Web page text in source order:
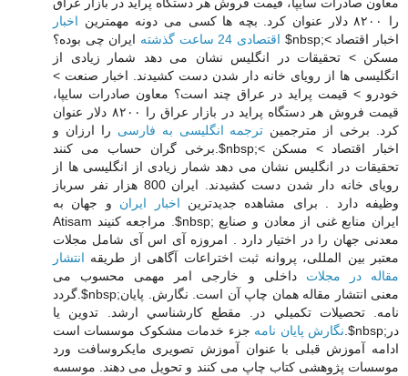
معاون صادرات سایپا، قیمت فروش هر دستگاه پراید در بازار عراق
را ۸۲۰۰ دلار عنوان کرد. بچه ها کسی می دونه مهمترین
اخبار
اقتصادی 24 ساعت گذشته
ایران چی بوده؟ $nbsp;اخبار اقتصاد >
مسکن > تحقیقات در انگلیس نشان می دهد شمار زیادی از
انگلیسی ها از رویای خانه دار شدن دست کشیدند. اخبار صنعت >
خودرو > قیمت پراید در عراق چند است؟ معاون صادرات سایپا،
قیمت فروش هر دستگاه پراید در بازار عراق را ۸۲۰۰ دلار عنوان
کرد. برخی از مترجمین ترجمه انگلیسی به فارسی را ارزان و
برخی گران حساب می کنند.$nbsp;اخبار اقتصاد > مسکن >
تحقیقات در انگلیس نشان می دهد شمار زیادی از انگلیسی ها از
رویای خانه دار شدن دست کشیدند. ايران 800 هزار نفر سرباز
وظيفه دارد . برای مشاهده جدیدترین اخبار ایران و جهان به
Atisam مراجعه کنیند .$nbsp; ایران منابع غنی از معادن و صنایع
معدنی جهان را در اختیار دارد . امروزه آی اس آی شامل مجلات
معتبر بين المللی، پروانه ثبت اختراعات آگاهی از طریقه انتشار
مقاله در مجلات داخلی و خارجی امر مهمی محسوب می
گردد.$nbsp;معنی انتشار مقاله همان چاپ آن است. ﻧﮕﺎرش. ﭘﺎﻳﺎن
ﻧﺎﻣﻪ. ﺗﺤﺼﻴﻼت ﺗﻜﻤﻴﻠﻲ در. ﻣﻘﻄﻊ ﻛﺎرﺷﻨﺎﺳﻲ ارﺷﺪ. تدوین یا
نگارش پایان نامه جزء خدمات مشکوک موسسات است.$nbsp;در
ادامه آموزش قبلی با عنوان آموزش تصویری مایکروسافت ورد
موسسات پژوهشی کتاب چاپ می کنند و تحویل می دهند. موسسه